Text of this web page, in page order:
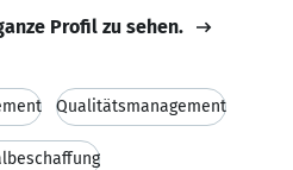
Profil zu sehen.
Qualitätsmanagement